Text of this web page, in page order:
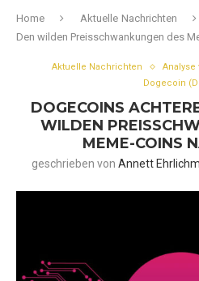
Home Aktuelle Nachrichten
Den wilden Preisschwankungen des
Aktuelle Nachrichten
Analyse
Dogecoin
DOGECOINS
WILDEN
MEME-COINS
geschrieben von Annett